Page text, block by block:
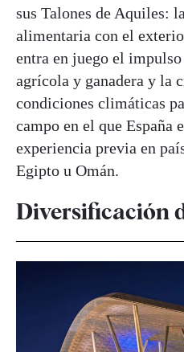
sus Talones de Aquiles:
alimentaria con el
entra en juego el
agrícola y ganadera y la
condiciones climáticas
campo en el que España
experiencia previa en
Egipto u Omán.
Diversificación